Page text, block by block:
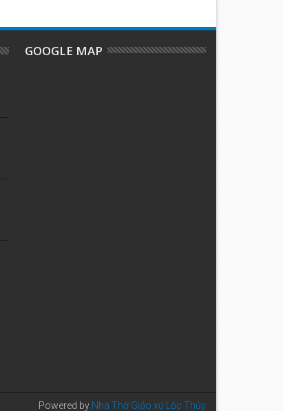
GOOGLE MAP
Powered by Nhà Thờ Giáo xứ Lộc Thủy